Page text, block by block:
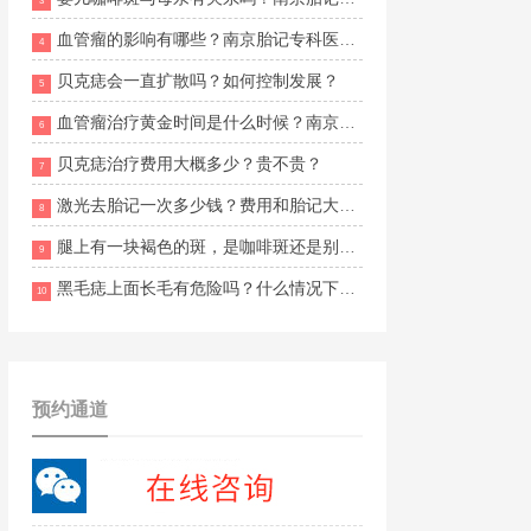
4 血管瘤的影响有哪些？南京胎记专科医院排名
5 贝克痣会一直扩散吗？如何控制发展？
6 血管瘤治疗黄金时间是什么时候？南京维多利亚胎记诊疗地址在哪？
7 贝克痣治疗费用大概多少？贵不贵？
8 激光去胎记一次多少钱？费用和胎记大小、颜色有关吗？
9 腿上有一块褐色的斑，是咖啡斑还是别的？
10 黑毛痣上面长毛有危险吗？什么情况下要尽快就医？
预约通道